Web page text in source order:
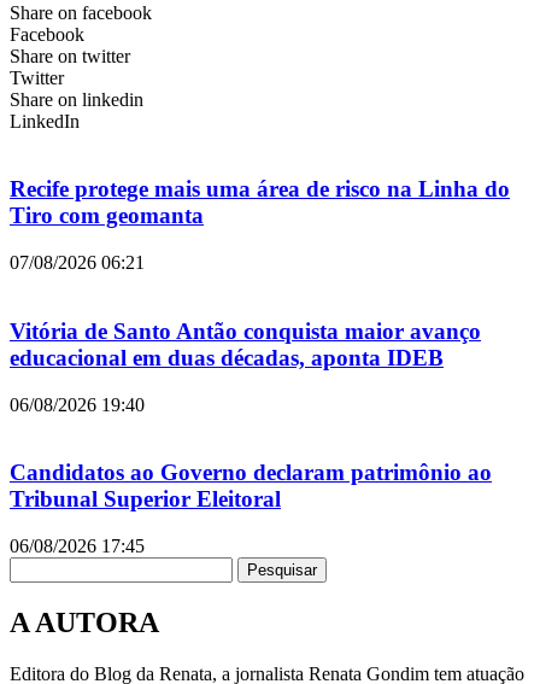
Share on facebook
Facebook
Share on twitter
Twitter
Share on linkedin
LinkedIn
Recife protege mais uma área de risco na Linha do
Tiro com geomanta
07/08/2026 06:21
Vitória de Santo Antão conquista maior avanço
educacional em duas décadas, aponta IDEB
06/08/2026 19:40
Candidatos ao Governo declaram patrimônio ao
Tribunal Superior Eleitoral
06/08/2026 17:45
Pesquisar
A AUTORA
Editora do Blog da Renata, a jornalista Renata Gondim tem atuação